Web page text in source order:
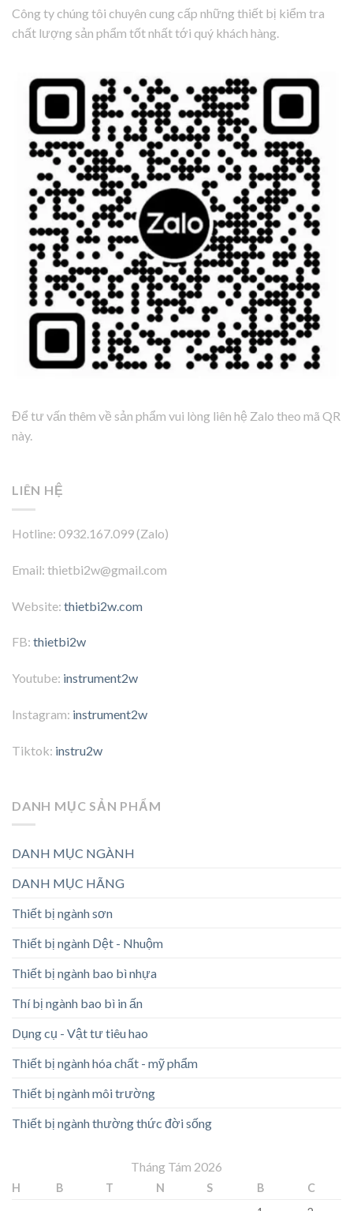
Công ty chúng tôi chuyên cung cấp những thiết bị kiểm tra
chất lượng sản phẩm tốt nhất tới quý khách hàng.
Để tư vấn thêm về sản phẩm vui lòng liên hệ Zalo theo mã QR
này.
LIÊN HỆ
Hotline: 0932.167.099 (Zalo)
Email: thietbi2w@gmail.com
Website: thietbi2w.com
FB: thietbi2w
Youtube: instrument2w
Instagram: instrument2w
Tiktok: instru2w
DANH MỤC SẢN PHẨM
DANH MỤC NGÀNH
DANH MỤC HÃNG
Thiết bị ngành sơn
Thiết bị ngành Dệt - Nhuộm
Thiết bị ngành bao bì nhựa
Thí bị ngành bao bì in ấn
Dụng cụ - Vật tư tiêu hao
Thiết bị ngành hóa chất - mỹ phẩm
Thiết bị ngành môi trường
Thiết bị ngành thường thức đời sống
Tháng Tám 2026
H B T N S B
C